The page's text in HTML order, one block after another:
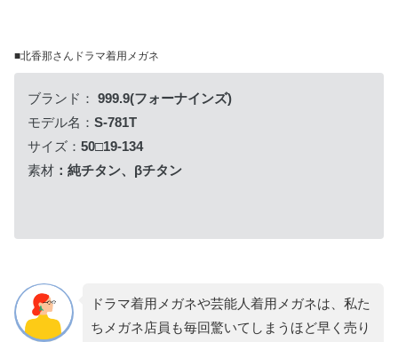
■北香那さんドラマ着用メガネ
ブランド： 999.9(フォーナインズ)
モデル名： S-781T
サイズ： 50□19-134
素材 ：純チタン、βチタン
ドラマ着用メガネや芸能人着用メガネは、私た
ちメガネ店員も毎回驚いてしまうほど早く売り